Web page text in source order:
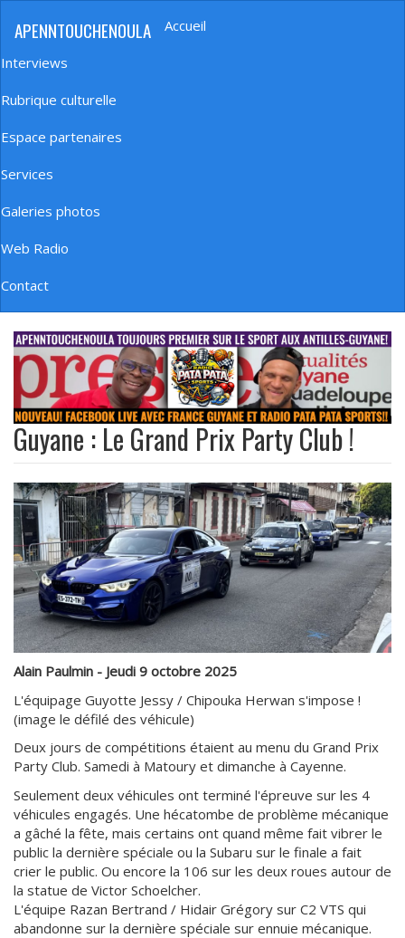
principal
APENNTOUCHENOULA
Navigation
principale
Accueil
Interviews
Rubrique culturelle
Espace partenaires
Services
Galeries photos
Web Radio
Contact
banniere_img
Guyane : Le Grand Prix Party Club !
Alain Paulmin - Jeudi 9 octobre 2025
L'équipage Guyotte Jessy / Chipouka Herwan s'impose !
(image le défilé des véhicule)
Deux jours de compétitions étaient au menu du Grand Prix
Party Club. Samedi à Matoury et dimanche à Cayenne.
Seulement deux véhicules ont terminé l'épreuve sur les 4
véhicules engagés. Une hécatombe de problème mécanique
a gâché la fête, mais certains ont quand même fait vibrer le
public la dernière spéciale ou la Subaru sur le finale a fait
crier le public. Ou encore la 106 sur les deux roues autour de
la statue de Victor Schoelcher.
L'équipe Razan Bertrand / Hidair Grégory sur C2 VTS qui
abandonne sur la dernière spéciale sur ennuie mécanique.